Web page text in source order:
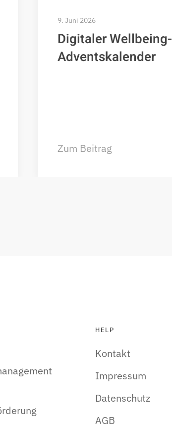
9. Juni 2026
Digitaler Wellbeing-
Adventskalender
Zum Beitrag
HELP
Kontakt
Impressum
Datenschutz
AGB